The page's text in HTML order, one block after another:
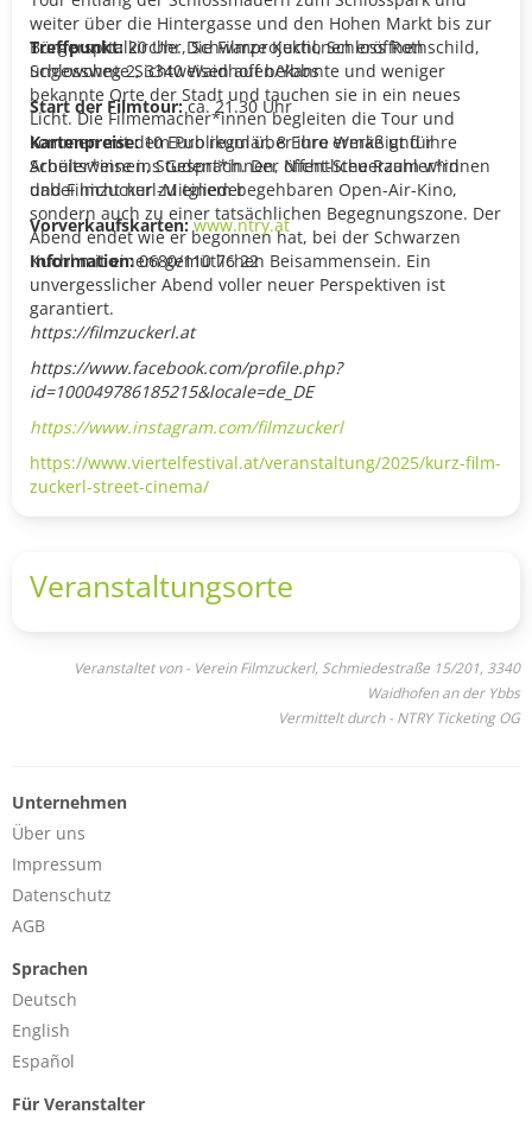
weiter über die Hintergasse und den Hohen Markt bis zur
Bürgerspitalkirche. Die Filmprojektionen eröffnen
ungewohnte Sichtweisen auf bekannte und weniger
bekannte Orte der Stadt und tauchen sie in ein neues
Licht. Die Filmemacher*innen begleiten die Tour und
kommen mit dem Publikum über ihre Werke und ihre
Arbeitsweise ins Gespräch. Der öffentliche Raum wird
dabei nicht nur zu einem begehbaren Open-Air-Kino,
sondern auch zu einer tatsächlichen Begegnungszone. Der
Abend endet wie er begonnen hat, bei der Schwarzen
Kuchl mit einem gemütlichen Beisammensein. Ein
unvergesslicher Abend voller neuer Perspektiven ist
garantiert.
Treffpunkt:20 Uhr, Schwarze Kuchl, Schloss Rothschild,
Schlossweg 2, 3340 Waidhofen/Ybbs
Start der Filmtour:ca. 21.30 Uhr
Kartenpreise:10 Euro regulär, 8 Euro ermäßigt für
Schüler*innen, Student*innen, Nicht-Steuerzahler*innen
und Filmzuckerl-Mitglieder
Vorverkaufskarten: www.ntry.at
Information:0680/110 76 22
https://filmzuckerl.at
https://www.facebook.com/profile.php?
id=100049786185215&locale=de_DE
https://www.instagram.com/filmzuckerl
https://www.viertelfestival.at/veranstaltung/2025/kurz-film-
zuckerl-street-cinema/
Veranstaltungsorte
Veranstaltet von - Verein Filmzuckerl, Schmiedestraße 15/201, 3340
Waidhofen an der Ybbs
Vermittelt durch - NTRY Ticketing OG
Unternehmen
Über uns
Impressum
Datenschutz
AGB
Sprachen
Deutsch
English
Español
Für Veranstalter